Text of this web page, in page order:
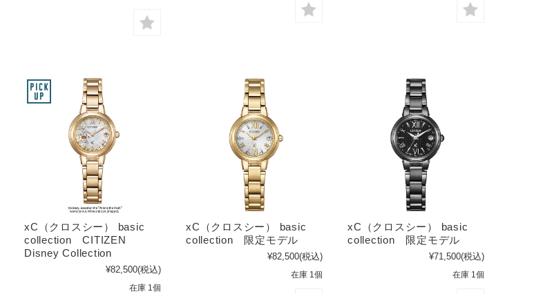
xC（クロスシー） basic
collection CITIZEN
Disney Collection
¥82,500(税込)
在庫 1個
xC（クロスシー） basic
collection 限定モデル
¥82,500(税込)
在庫 1個
xC（クロスシー） basic
collection 限定モデル
¥71,500(税込)
在庫 1個